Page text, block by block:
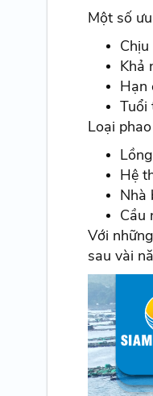
Một số
Khả
Hạn
Tuổi
Loại
Hệ
Nhà
Cầu
Với
sau vài